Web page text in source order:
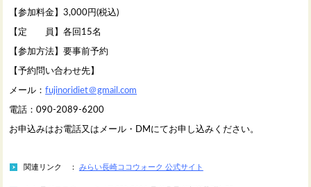
【参加料金】3,000円(税込)
【定 員】各回15名
【参加方法】要事前予約
【予約問い合わせ先】
メール：fujinoridiet＠gmail.com
電話：090-2089-6200
お申込みはお電話又はメール・DMにてお申し込みください。
関連リンク ： みらい長崎ココウォーク 公式サイト